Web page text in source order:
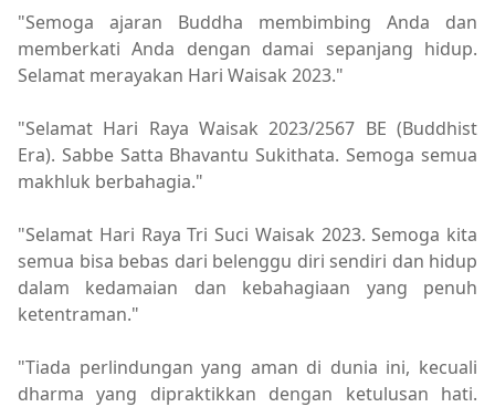
"Semoga ajaran Buddha membimbing Anda dan
memberkati Anda dengan damai sepanjang hidup.
Selamat merayakan Hari Waisak 2023."
"Selamat Hari Raya Waisak 2023/2567 BE (Buddhist
Era). Sabbe Satta Bhavantu Sukithata. Semoga semua
makhluk berbahagia."
"Selamat Hari Raya Tri Suci Waisak 2023. Semoga kita
semua bisa bebas dari belenggu diri sendiri dan hidup
dalam kedamaian dan kebahagiaan yang penuh
ketentraman."
"Tiada perlindungan yang aman di dunia ini, kecuali
dharma yang dipraktikkan dengan ketulusan hati.